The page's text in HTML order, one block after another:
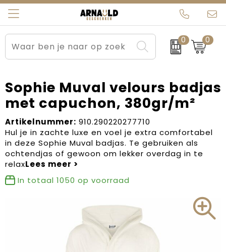
0 0
Relatiegeschenken
Sportkleding
Werkkleding
Kleding en textiel
Tassen
Beurs en Evenementen
Brievenbuspakketten
Carnaval
Dag van de Zorg
Kerstartikelen
Kerstpakketten
Arnauld Kerstpakketten
MijnEigenKadootje
Ons team
Contact
Blogs
Sophie Muval velours badjas
met capuchon, 380gr/m²
Artikelnummer: 910.290220277710
Hul je in zachte luxe en voel je extra comfortabel
in deze Sophie Muval badjas. Te gebruiken als
ochtendjas of gewoon om lekker overdag in te
relax
In totaal 1050 op voorraad